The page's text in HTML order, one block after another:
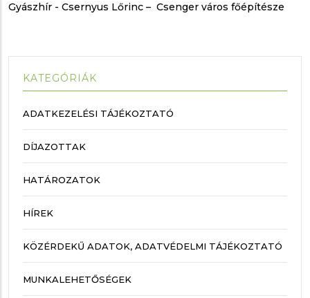
Gyászhír - Csernyus Lőrinc – Csenger város főépítésze
KATEGÓRIÁK
ADATKEZELÉSI TÁJÉKOZTATÓ
DÍJAZOTTAK
HATÁROZATOK
HÍREK
KÖZÉRDEKŰ ADATOK, ADATVÉDELMI TÁJÉKOZTATÓ
MUNKALEHETŐSÉGEK